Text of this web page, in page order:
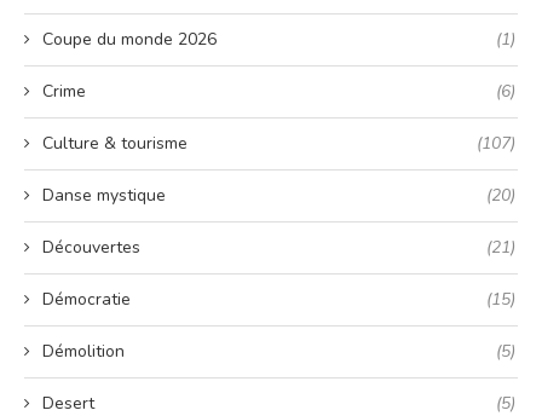
Coupe du monde 2026 (1)
Crime (6)
Culture & tourisme (107)
Danse mystique (20)
Découvertes (21)
Démocratie (15)
Démolition (5)
Desert (5)